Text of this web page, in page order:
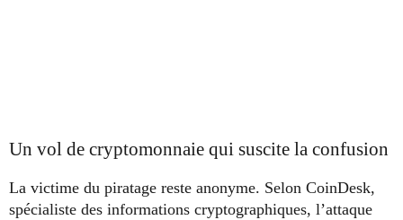
Un vol de cryptomonnaie qui suscite la confusion
La victime du piratage reste anonyme. Selon CoinDesk,
spécialiste des informations cryptographiques, l’attaque